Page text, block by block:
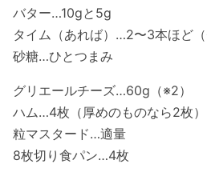
バター…10gと5g
タイム（あれば）…2〜3本ほど（
砂糖…ひとつまみ
グリエールチーズ…60g（※2）
ハム…4枚（厚めのものなら2枚）
粒マスタード…適量
8枚切り食パン…4枚